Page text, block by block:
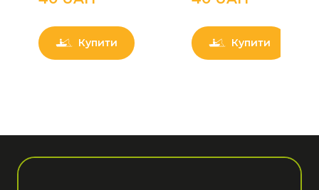
Купити Купити